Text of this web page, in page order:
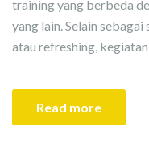
training yang berbeda
yang lain. Selain
atau refreshing,
Read more